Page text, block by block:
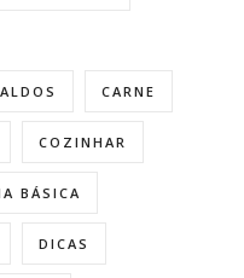
CARNE
COZINHAR
BÁSICA
DICAS